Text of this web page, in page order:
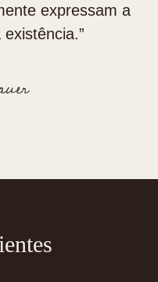
expressam a